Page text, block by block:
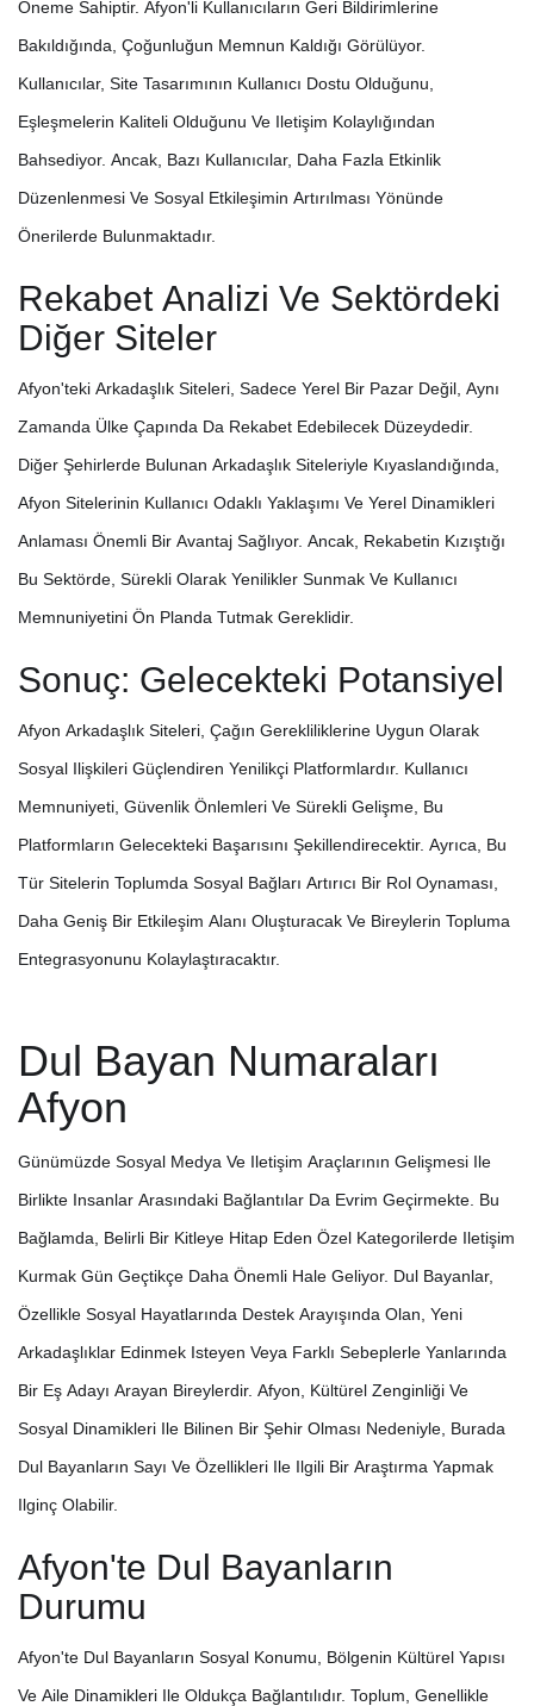
Öneme Sahiptir. Afyon'li Kullanıcıların Geri Bildirimlerine
Bakıldığında, Çoğunluğun Memnun Kaldığı Görülüyor.
Kullanıcılar, Site Tasarımının Kullanıcı Dostu Olduğunu,
Eşleşmelerin Kaliteli Olduğunu Ve Iletişim Kolaylığından
Bahsediyor. Ancak, Bazı Kullanıcılar, Daha Fazla Etkinlik
Düzenlenmesi Ve Sosyal Etkileşimin Artırılması Yönünde
Önerilerde Bulunmaktadır.
Rekabet Analizi Ve Sektördeki
Diğer Siteler
Afyon'teki Arkadaşlık Siteleri, Sadece Yerel Bir Pazar Değil, Aynı
Zamanda Ülke Çapında Da Rekabet Edebilecek Düzeydedir.
Diğer Şehirlerde Bulunan Arkadaşlık Siteleriyle Kıyaslandığında,
Afyon Sitelerinin Kullanıcı Odaklı Yaklaşımı Ve Yerel Dinamikleri
Anlaması Önemli Bir Avantaj Sağlıyor. Ancak, Rekabetin Kızıştığı
Bu Sektörde, Sürekli Olarak Yenilikler Sunmak Ve Kullanıcı
Memnuniyetini Ön Planda Tutmak Gereklidir.
Sonuç: Gelecekteki Potansiyel
Afyon Arkadaşlık Siteleri, Çağın Gerekliliklerine Uygun Olarak
Sosyal Ilişkileri Güçlendiren Yenilikçi Platformlardır. Kullanıcı
Memnuniyeti, Güvenlik Önlemleri Ve Sürekli Gelişme, Bu
Platformların Gelecekteki Başarısını Şekillendirecektir. Ayrıca, Bu
Tür Sitelerin Toplumda Sosyal Bağları Artırıcı Bir Rol Oynaması,
Daha Geniş Bir Etkileşim Alanı Oluşturacak Ve Bireylerin Topluma
Entegrasyonunu Kolaylaştıracaktır.
Dul Bayan Numaraları
Afyon
Günümüzde Sosyal Medya Ve Iletişim Araçlarının Gelişmesi Ile
Birlikte Insanlar Arasındaki Bağlantılar Da Evrim Geçirmekte. Bu
Bağlamda, Belirli Bir Kitleye Hitap Eden Özel Kategorilerde Iletişim
Kurmak Gün Geçtikçe Daha Önemli Hale Geliyor. Dul Bayanlar,
Özellikle Sosyal Hayatlarında Destek Arayışında Olan, Yeni
Arkadaşlıklar Edinmek Isteyen Veya Farklı Sebeplerle Yanlarında
Bir Eş Adayı Arayan Bireylerdir. Afyon, Kültürel Zenginliği Ve
Sosyal Dinamikleri Ile Bilinen Bir Şehir Olması Nedeniyle, Burada
Dul Bayanların Sayı Ve Özellikleri Ile Ilgili Bir Araştırma Yapmak
Ilginç Olabilir.
Afyon'te Dul Bayanların
Durumu
Afyon'te Dul Bayanların Sosyal Konumu, Bölgenin Kültürel Yapısı
Ve Aile Dinamikleri Ile Oldukça Bağlantılıdır. Toplum, Genellikle